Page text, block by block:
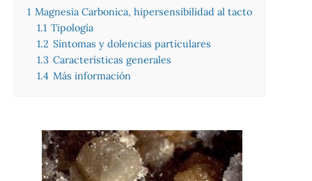
1 Magnesia Carbonica, hipersensibilidad al tacto
1.1 Tipología
1.2 Síntomas y dolencias particulares
1.3 Características generales
1.4 Más información